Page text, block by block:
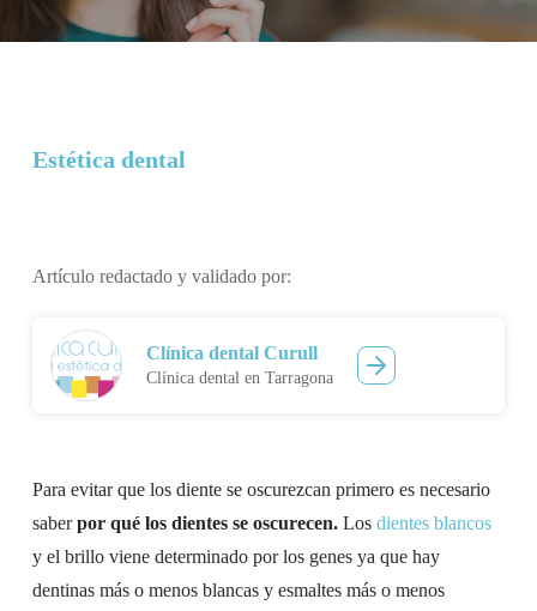
Estética dental
Artículo redactado y validado por:
Clínica dental Curull
Clínica dental en Tarragona
Para evitar que los diente se oscurezcan primero es necesario
saberpor qué los dientes se oscurecen.Los dientes blancos
y el brillo viene determinado por los genes ya que hay
dentinas más o menos blancas y esmaltes más o menos